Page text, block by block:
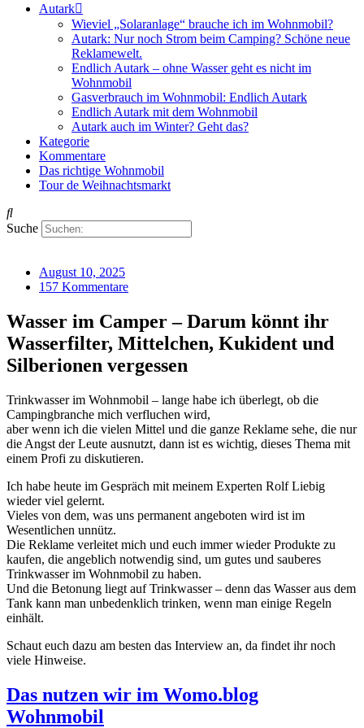
Autark
Wieviel „Solaranlage“ brauche ich im Wohnmobil?
Autark: Nur noch Strom beim Camping? Schöne neue
Reklamewelt.
Endlich Autark – ohne Wasser geht es nicht im
Wohnmobil
Gasverbrauch im Wohnmobil: Endlich Autark
Endlich Autark mit dem Wohnmobil
Autark auch im Winter? Geht das?
Kategorie
Kommentare
Das richtige Wohnmobil
Tour de Weihnachtsmarkt
Suche
August 10, 2025
157 Kommentare
Wasser im Camper – Darum könnt ihr
Wasserfilter, Mittelchen, Kukident und
Silberionen vergessen
Trinkwasser im Wohnmobil – lange habe ich überlegt, ob die
Campingbranche mich verfluchen wird,
aber wenn ich die vielen Mittel und die ganze Reklame sehe, die nur
die Angst der Leute ausnutzt, dann ist es wichtig, dieses Thema mit
einem Profi zu diskutieren.
Ich habe heute im Gespräch mit meinem Experten Rolf Liebig
wieder viel gelernt.
Vieles von dem, was uns permanent angeboten wird ist im
Wesentlichen unnütz.
Die Reklame verleitet mich und euch immer wieder Produkte zu
kaufen, die angeblich notwendig sind, um gutes und sauberes
Trinkwasser im Wohnmobil zu haben.
Und die Betonung liegt auf Trinkwasser – denn das Wasser aus dem
Tank kann man unbedenklich trinken, wenn man einige Regeln
einhält.
Schaut euch dazu am besten das Interview an, da findet ihr noch
viele Hinweise.
Das nutzen wir im Womo.blog
Wohnmobil